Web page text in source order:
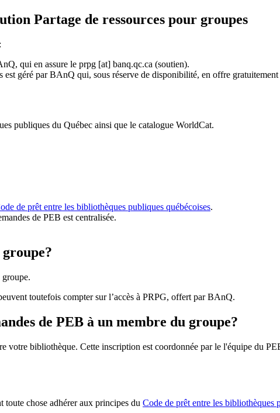
Partage de ressources pour groupes
qui en assure le prpg [at] banq.qc.ca (soutien).
géré par BAnQ qui, sous réserve de disponibilité, en offre
publiques du Québec ainsi que le catalogue WorldCat.
de prêt entre les bibliothèques publiques québécoises.
de PEB est centralisée.
toutefois compter sur l’accès à PRPG, offert par BAnQ.
de PEB à un membre du groupe?
votre bibliothèque. Cette inscription est coordonnée par le l'équipe du
chose adhérer aux principes du Code de prêt entre les bibliothèques